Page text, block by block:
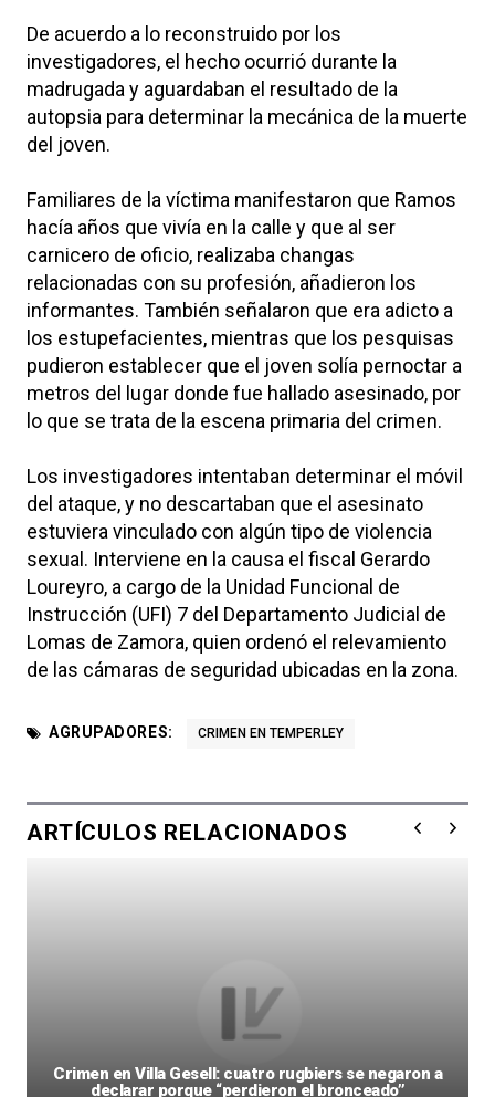
De acuerdo a lo reconstruido por los
investigadores, el hecho ocurrió durante la
madrugada y aguardaban el resultado de la
autopsia para determinar la mecánica de la muerte
del joven.
Familiares de la víctima manifestaron que Ramos
hacía años que vivía en la calle y que al ser
carnicero de oficio, realizaba changas
relacionadas con su profesión, añadieron los
informantes. También señalaron que era adicto a
los estupefacientes, mientras que los pesquisas
pudieron establecer que el joven solía pernoctar a
metros del lugar donde fue hallado asesinado, por
lo que se trata de la escena primaria del crimen.
Los investigadores intentaban determinar el móvil
del ataque, y no descartaban que el asesinato
estuviera vinculado con algún tipo de violencia
sexual. Interviene en la causa el fiscal Gerardo
Loureyro, a cargo de la Unidad Funcional de
Instrucción (UFI) 7 del Departamento Judicial de
Lomas de Zamora, quien ordenó el relevamiento
de las cámaras de seguridad ubicadas en la zona.
AGRUPADORES: CRIMEN EN TEMPERLEY
ARTÍCULOS RELACIONADOS
Crimen en Villa Gesell: cuatro rugbiers se negaron a
declarar porque “perdieron el bronceado”